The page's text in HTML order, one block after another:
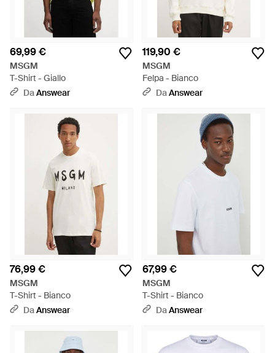
69,99 €
MSGM
T-Shirt - Giallo
DaAnswear
119,90 €
MSGM
Felpa - Bianco
DaAnswear
76,99 €
MSGM
T-Shirt - Bianco
DaAnswear
67,99 €
MSGM
T-Shirt - Bianco
DaAnswear